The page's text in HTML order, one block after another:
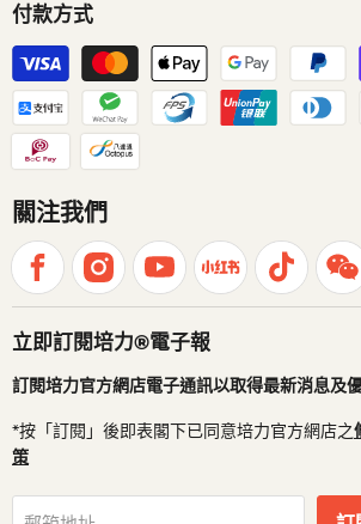
付款方式
關注我們
立即訂閱培力®電子報
訂閱培力官方網店電子通訊以取得最新消息及
*按「訂閱」後即表閣下已同意培力官方網店之
策